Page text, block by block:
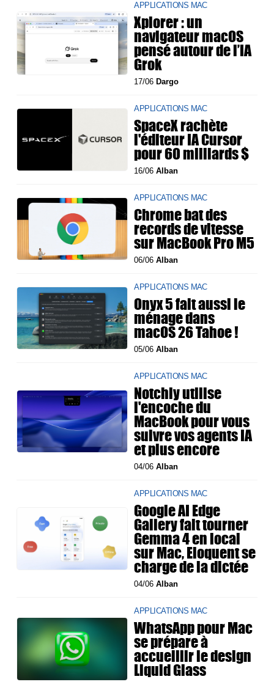
APPLICATIONS MAC
Xplorer : un
navigateur macOS
pensé autour de l’IA
Grok
17/06 Dargo
APPLICATIONS MAC
SpaceX rachète
l'éditeur IA Cursor
pour 60 milliards $
16/06Alban
APPLICATIONS MAC
Chrome bat des
records de vitesse
sur MacBook Pro M5
06/06Alban
APPLICATIONS MAC
Onyx 5 fait aussi le
ménage dans
macOS 26 Tahoe !
05/06Alban
APPLICATIONS MAC
Notchly utilise
l'encoche du
MacBook pour vous
suivre vos agents IA
et plus encore
04/06Alban
APPLICATIONS MAC
Google AI Edge
Gallery fait tourner
Gemma 4 en local
sur Mac, Eloquent se
charge de la dictée
04/06Alban
APPLICATIONS MAC
WhatsApp pour Mac
se prépare à
accueillir le design
Liquid Glass